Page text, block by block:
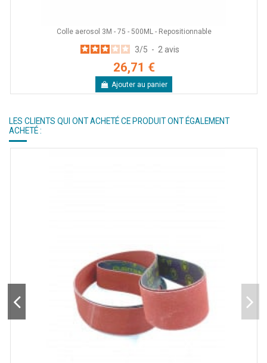
Colle aerosol 3M - 75 - 500ML - Repositionnable
3/5 - 2 avis
26,71 €
Ajouter au panier
LES CLIENTS QUI ONT ACHETÉ CE PRODUIT ONT ÉGALEMENT
ACHETÉ :